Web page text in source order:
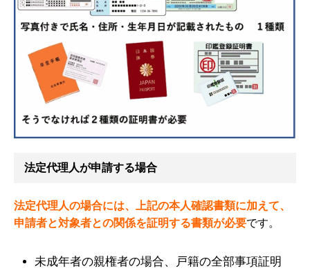
法定代理人が申請する場合
法定代理人の場合には、上記の本人確認書類に加えて、
申請者と対象者との関係を証明する書類が必要です。
未成年者の親権者の場合、戸籍の全部事項証明